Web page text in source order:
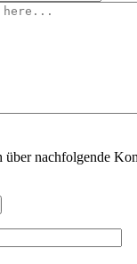
über nachfolgende